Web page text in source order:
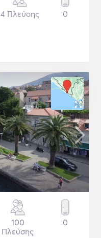
4 Πλεύσης 0
100
Πλεύσης
0